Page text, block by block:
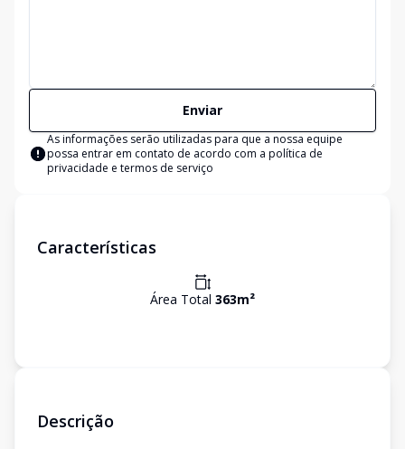
Enviar
As informações serão utilizadas para que a nossa equipe
possa entrar em contato de acordo com a política de
privacidade e termos de serviço
Características
Área Total 363m²
Descrição